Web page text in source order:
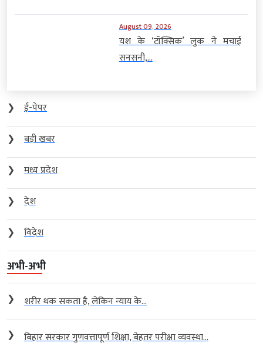
August 09, 2026
यश के ‘टॉक्सिक’ लुक ने मचाई
सनसनी,...
❯
ई-पेपर
❯
बड़ी खबर
❯
मध्य प्रदेश
❯
देश
❯
विदेश
अभी-अभी
❯ शरीर थक सकता है, लेकिन न्याय के...
❯ बिहार सरकार गुणवत्तापूर्ण शिक्षा, बेहतर परीक्षा व्यवस्था...